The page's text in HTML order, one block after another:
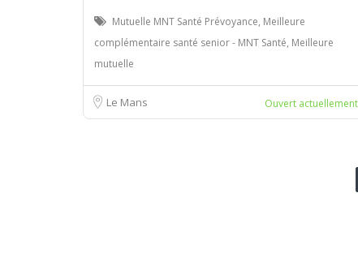
Mutuelle MNT Santé Prévoyance, Meilleure
complémentaire santé senior - MNT Santé, Meilleure
mutuelle
Le Mans Ouvert actuellement